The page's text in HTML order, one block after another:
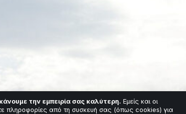
την εμπειρία σας καλύτερη. Εμείς και οι
πληροφορίες από τη συσκευή σας (όπως cookies) για